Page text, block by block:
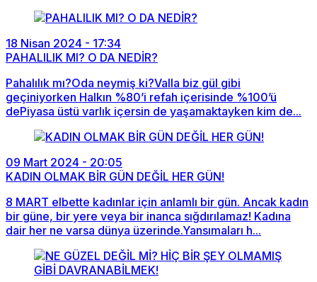
18 Nisan 2024 - 17:34
PAHALILIK MI? O DA NEDİR?
Pahalılık mı?Oda neymiş ki?Valla biz gül gibi
geçiniyorken Halkın %80’i refah içerisinde %100’ü
dePiyasa üstü varlık içersin de yaşamaktayken kim de...
09 Mart 2024 - 20:05
KADIN OLMAK BİR GÜN DEĞİL HER GÜN!
8 MART elbette kadınlar için anlamlı bir gün. Ancak kadın
bir güne, bir yere veya bir inanca sığdırılamaz! Kadına
dair her ne varsa dünya üzerinde.Yansımaları h...